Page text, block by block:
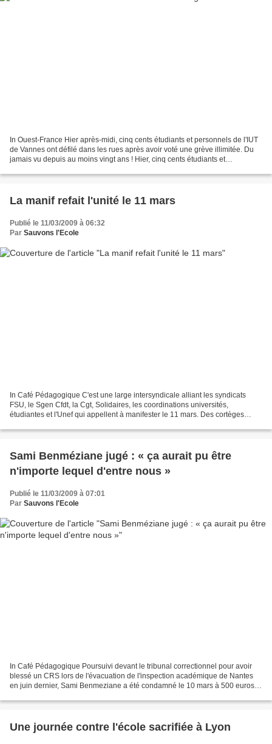
In Ouest-France Hier après-midi, cinq cents étudiants et personnels de l'IUT
de Vannes ont défilé dans les rues après avoir voté une grève illimitée. Du
jamais vu depuis au moins vingt ans ! Hier, cinq cents étudiants et
La manif refait l'unité le 11 mars
Publié le 11/03/2009 à 06:32
Par Sauvons l'Ecole
In Café Pédagogique C'est une large intersyndicale alliant les syndicats
FSU, le Sgen Cfdt, la Cgt, Solidaires, les coordinations universités,
étudiantes et l'Unef qui appellent à manifester le 11 mars. Des cortèges
Sami Benméziane jugé : « ça aurait pu être
n'importe lequel d'entre nous »
Publié le 11/03/2009 à 07:01
Par Sauvons l'Ecole
In Café Pédagogique Poursuivi devant le tribunal correctionnel pour avoir
blessé un CRS lors de l'évacuation de l'inspection académique de Nantes
en juin dernier, Sami Benmeziane a été condamné le 10 mars à 500 euros
Une journée contre l'école sacrifiée à Lyon